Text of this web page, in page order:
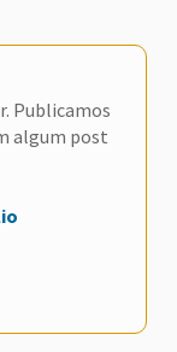
Publicamos
algum post